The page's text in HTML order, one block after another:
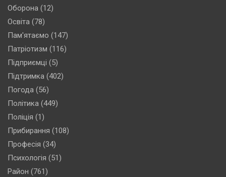
Оборона (12)
Освіта (78)
Пам'ятаємо (147)
Патріотизм (116)
Підприємці (5)
Підтримка (402)
Погода (56)
Політика (449)
Поліція (1)
Прибирання (108)
Професія (34)
Психологія (51)
Район (761)